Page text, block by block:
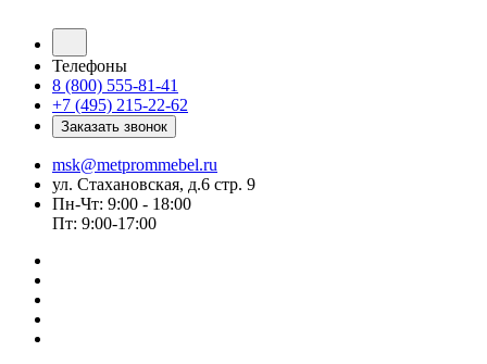
Телефоны
8 (800) 555-81-41
+7 (495) 215-22-62
Заказать звонок
msk@metprommebel.ru
ул. Стахановская, д.6 стр. 9
Пн-Чт: 9:00 - 18:00
Пт: 9:00-17:00